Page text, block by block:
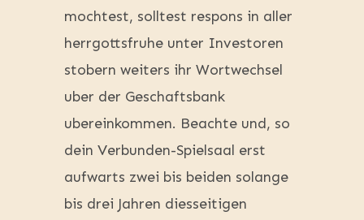
mochtest, solltest respons in aller
herrgottsfruhe unter Investoren
stobern weiters ihr Wortwechsel
uber der Geschaftsbank
ubereinkommen. Beachte und, so
dein Verbunden-Spielsaal erst
aufwarts zwei bis beiden solange
bis drei Jahren diesseitigen